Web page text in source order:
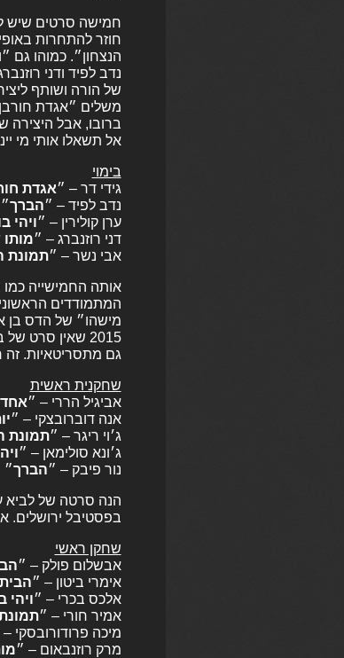
חמישה סרטים שיש
חוזר להתחרות
הנצחון״. כמוהו גם
נדב לפיד ודני
של הורה ושותף
משלים ״אגדת
ברובו, אבל היצירה
אל תשאלו אותי מי
בימוי
גידי דר – ״אגדת
נדב לפיד – ״הברך״
ערן קולירין – ״ויהי
דני רוזנברג – ״
אבי נשר – ״תמונת
המתמודדים
מישהו״ של הדס בן
גם מתסריטאיות.
שחקנית ראשית
אביגיל הררי – ״אחד
אנה דוברובצקי – ״
ג׳וי ריגר – ״תמונת
ג׳ונא סולימאן – ״
נור פיבק – ״הברך״
הנה סרטה של לביא
בפסטיבל ירושלים.
שחקן ראשי
אבשלום פולק – ״
אימרי ביטון – ״
אלכס בכרי – ״ויהי
אמיר חורי – ״
מיכה פרודורובסקי –
מרק רוזנבאום – ״